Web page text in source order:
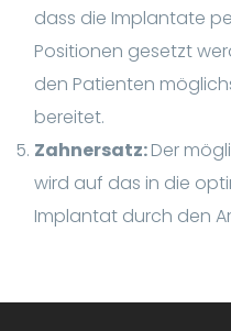
dass die Implantate
Positionen gesetzt
den Patienten
bereitet.
Zahnersatz:Der
wird auf das in die
Implantat durch den